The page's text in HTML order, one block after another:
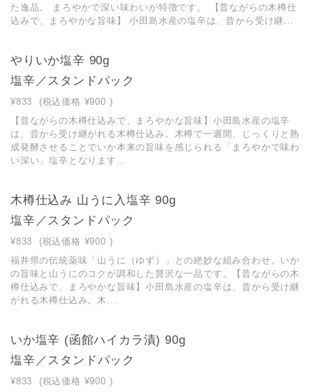
た逸品。 まろやかで深い味わいが特徴です。 【昔ながらの木樽仕
込みで、まろやかな旨味】 小田島水産の塩辛は、昔から受け継...
やりいか塩辛 90g
塩辛／スタンドパック
¥833 (税込価格 ¥900 )
【昔ながらの木樽仕込みで、まろやかな旨味】小田島水産の塩辛
は、昔から受け継がれる木樽仕込み。木樽で一週間、じっくりと熟
成発酵させることでいか本来の旨味を感じられる「まろやかで味わ
い深い」塩辛となります...
木樽仕込み 山うに入塩辛 90g
塩辛／スタンドパック
¥833 (税込価格 ¥900 )
福井県の伝統薬味「山うに（ゆず）」との絶妙な組み合わせ。いか
の旨味と山うにのコクが調和した贅沢な一品です。【昔ながらの木
樽仕込みで、まろやかな旨味】小田島水産の塩辛は、昔から受け継
がれる木樽仕込み。木...
いか塩辛 (函館ハイカラ漬) 90g
塩辛／スタンドパック
¥833 (税込価格 ¥900 )